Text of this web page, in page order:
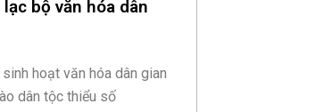
bộ văn hóa dân
hoạt văn hóa dân gian
dân tộc thiểu số